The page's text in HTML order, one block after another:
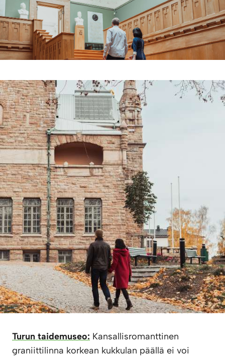
Turun taidemuseo: Kansallisromanttinen
graniittilinna korkean kukkulan päällä ei voi